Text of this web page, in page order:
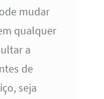
mudar
qualquer
a
de
seja